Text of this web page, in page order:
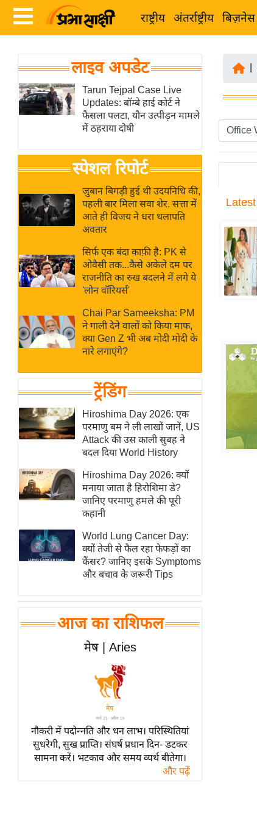
राष्ट्रीय अंतर्राष्ट्रीय बिज़नेस
Latest
News
in
Hindi
News
Live
Breaking
News in
Hindi
Hindi
Videos
ता
ख
ब
राष्ट्रीय
अंतर्राष्ट्रीय
उद्योग
जगत
राय
बजट
IPL
2026
मिसाल बेमिसाल
शख्सियत
यंग इंडिया
साहित्य जगत
ऑटो वर्ल्ड
न्यूज ब्रीफ
मनोरंजन जगत
बॉलीवुड
हॉलीवुड
फिल्म समीक्षा
Breaking
News
लाइफस्टाइल
टेक्नॉलॉजी
घरेलू नुस्खे
फिटनेस मंत्रा
रिलेशनशिप
राजनीति
विश्लेषण
लाइव अपडेट
Tarun Tejpal Case Live
Updates: बॉम्बे हाई कोर्ट ने
फैसला पलटा, यौन उत्पीड़न मामले
में ठहराया दोषी
स्पेशल रिपोर्ट
जुबान बिगड़ी हुई थी उदयनिधि की,
पहली बार मिला सवा शेर, सत्ता में
आते ही विजय ने धरा थलापति
अवतार
सिर्फ एक बंदा काफ़ी है: PK से
ओवैसी तक...कैसे अकेले दम पर
राजनीति का रुख बदलने में लगे ये
'लोन वॉरियर्स'
Chai Par Sameeksha: PM
ने गाली देने वालों को किया माफ,
क्या Gen Z भी अब मोदी मोदी के
नारे लगाएंगे?
ट्रेंडिंग
Hiroshima Day 2026: एक
परमाणु बम ने ली लाखों जानें, US
Attack की उस काली सुबह ने
बदल दिया World History
Hiroshima Day 2026: क्यों
मनाया जाता है हिरोशिमा डे?
जानिए परमाणु हमले की पूरी
कहानी
World Lung Cancer Day:
क्यों तेजी से फैल रहा फेफड़ों का
कैंसर? जानिए इसके Symptoms
और बचाव के जरूरी Tips
आज का राशिफल
मेष | Aries
नौकरी में पदोन्नति और धन लाभ। परिस्थितियां
सुधरेगी, सुख प्राप्ति। संघर्ष प्रधान दिन- डटकर
सामना करें। भटकाव और समय व्यर्थ बीतेगा।
और पढ़ें
Latest